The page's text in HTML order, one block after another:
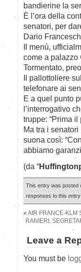
bandierine la
È l’ora della
senatori, per
Dario
Il menù,
come a palazzo
Tormentato,
Il pallottoliere
telefonare ai
E a quel punto
l’interrogativo
truppe: “Prima il
Ma tra i
suona così:
abbiamo
(da “
This entry was posted
responses to this
« AIR FRANCE-KLM
RANIERI,
Leave a
You must be